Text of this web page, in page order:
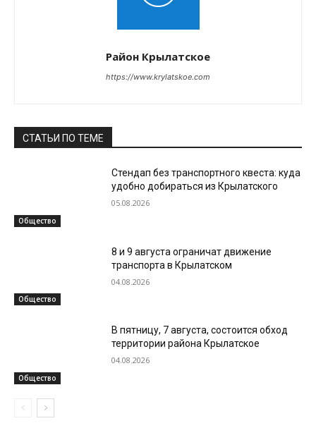
Район Крылатское
https://www.krylatskoe.com
СТАТЬИ ПО ТЕМЕ
Общество
Стендап без транспортного квеста: куда
удобно добираться из Крылатского
05.08.2026
Общество
8 и 9 августа ограничат движение
транспорта в Крылатском
04.08.2026
Общество
В пятницу, 7 августа, состоится обход
территории района Крылатское
04.08.2026